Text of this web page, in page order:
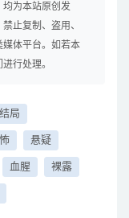
为本站原创发
止复制、盗用、
媒体平台。如若本
行处理。
局
悬疑
血腥 裸露